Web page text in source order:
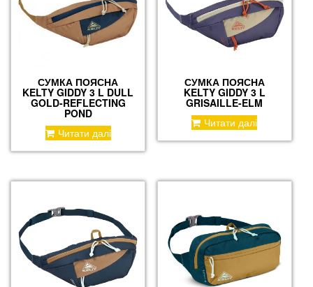
СУМКА ПОЯСНА
KELTY GIDDY 3 L DULL
GOLD-REFLECTING
POND
Читати далі
СУМКА ПОЯСНА
KELTY GIDDY 3 L
GRISAILLE-ELM
Читати далі